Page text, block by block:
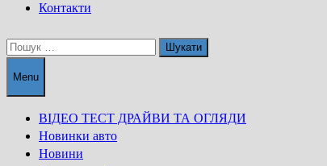
Контакти
Пошук:
Menu
ВІДЕО ТЕСТ ДРАЙВИ ТА ОГЛЯДИ
Новинки авто
Новини